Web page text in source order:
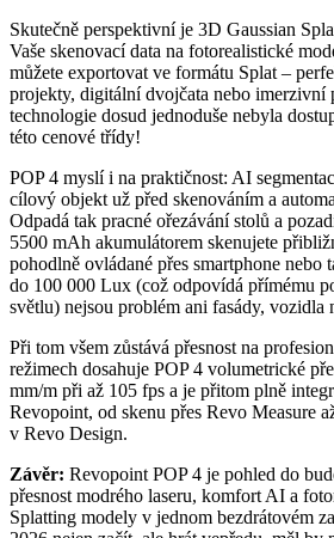
Skutečně perspektivní je 3D Gaussian
Vaše skenovací data na fotorealistické
můžete exportovat ve formátu Splat –
projekty, digitální dvojčata nebo imerzivní
technologie dosud jednoduše nebyla
této cenové třídy!
POP 4 myslí i na praktičnost: AI
cílový objekt už před skenováním a
Odpadá tak pracné ořezávání stolů a
5500 mAh akumulátorem skenujete
pohodlně ovládané přes smartphone nebo
do 100 000 Lux (což odpovídá přímému
světlu) nejsou problém ani fasády, vozidla
Při tom všem zůstává přesnost na
režimech dosahuje POP 4 volumetrické
mm/m při až 105 fps a je přitom plně
Revopoint, od skenu přes Revo Measure
v Revo Design.
Závěr: Revopoint POP 4 je pohled do
přesnost modrého laseru, komfort AI a
Splatting modely v jednom bezdrátovém